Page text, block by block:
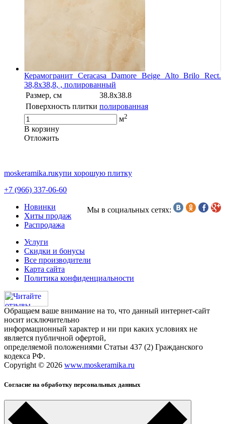
Керамогранит Ceracasa Damore Beige Alto Brilo Rect.
38,8x38,8, , полированный
Размер, см
38.8x38.8
Поверхность плитки полированная
м2
В корзину
Oтложить
moskeramika.ruкупи хорошую плитку
+7 (966) 337-06-60
Мы в социальных сетях:
Новинки
Хиты продаж
Распродажа
Услуги
Скидки и бонусы
Все производители
Карта сайта
Политика конфиденциальности
Обращаем ваше внимание на то, что данный интернет-сайт
носит исключительно
информационный характер и ни при каких условиях не
является публичной офертой,
определяемой положениями Статьи 437 (2) Гражданского
кодекса РФ.
Copyright © 2026 www.moskeramika.ru
Согласие на обработку персональных данных